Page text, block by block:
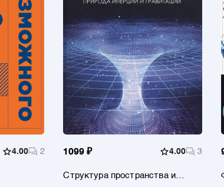
4.00 2 1099 ₽ 4.00 3
Структура пространства и